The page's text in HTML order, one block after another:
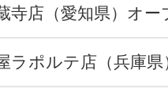
寺店（愛知県）オー
ラポルテ店（兵庫県